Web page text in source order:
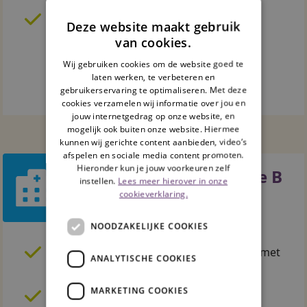
Een zakelijk e-mailadres is vereist.
Sluit nu een abonnement af
Kleine zorgorganisatie B
Jaarabonnement voor zorgorganisaties met
een jaaromzet € 1 mln - € 6 mln.
Prijs€ 1040,-.
Deze website maakt gebruik
van cookies.
Wij gebruiken cookies om de website goed te
laten werken, te verbeteren en
gebruikerservaring te optimaliseren. Met deze
cookies verzamelen wij informatie over jou en
jouw internetgedrag op onze website, en
mogelijk ook buiten onze website. Hiermee
kunnen wij gerichte content aanbieden, video’s
afspelen en sociale media content promoten.
Hieronder kun je jouw voorkeuren zelf
instellen. Lees meer hierover in onze
cookieverklaring.
NOODZAKELIJKE COOKIES
ANALYTISCHE COOKIES
MARKETING COOKIES